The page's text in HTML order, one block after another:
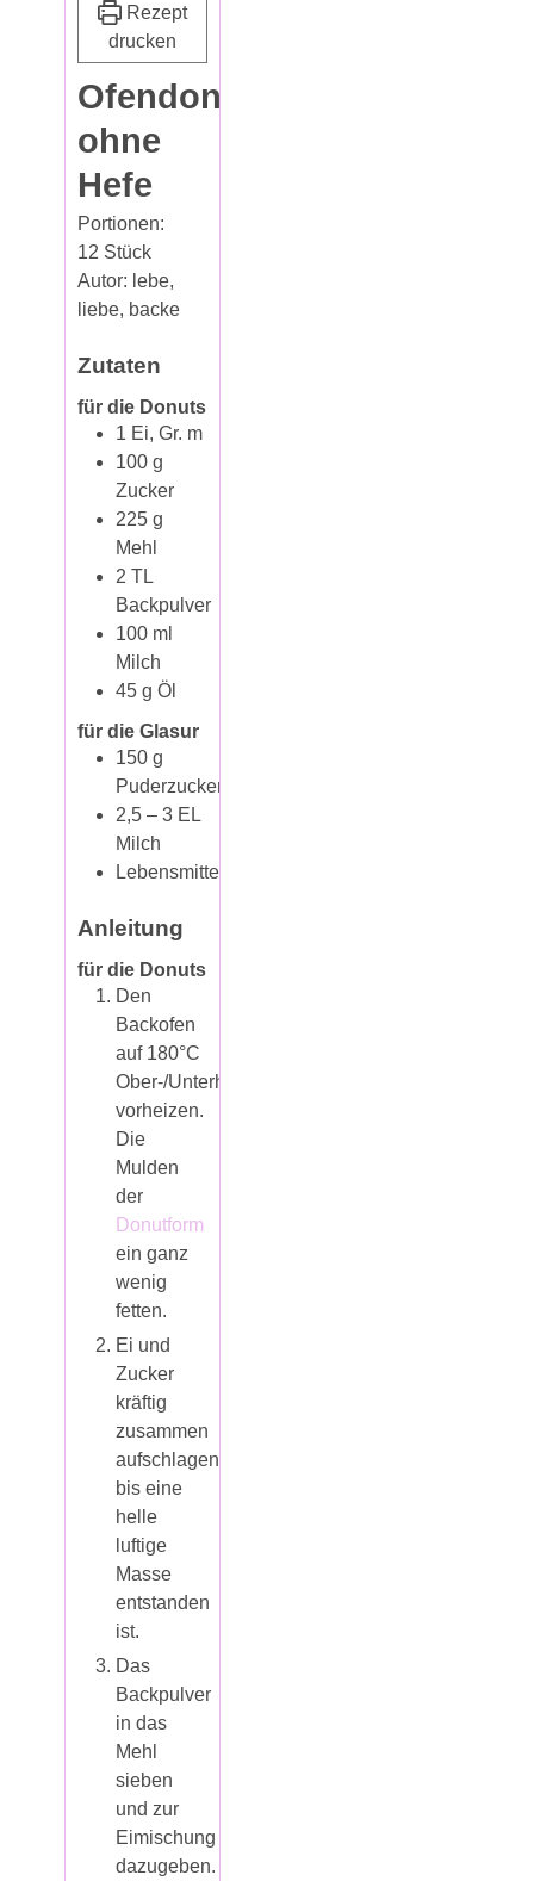
Rezept
drucken
Ofendonuts
ohne
Hefe
Portionen:
12 Stück
Autor: lebe,
liebe, backe
Zutaten
für die Donuts
1 Ei, Gr. m
100 g
Zucker
225 g
Mehl
2 TL
Backpulver
100 ml
Milch
45 g Öl
für die Glasur
150 g
Puderzucker
2,5 – 3 EL
Milch
Lebensmittelfarbe
Anleitung
für die Donuts
Den
Backofen
auf 180°C
Ober-/Unterhitze
vorheizen.
Die
Mulden
der
Donutform
ein ganz
wenig
fetten.
Ei und
Zucker
kräftig
zusammen
aufschlagen,
bis eine
helle
luftige
Masse
entstanden
ist.
Das
Backpulver
in das
Mehl
sieben
und zur
Eimischung
dazugeben.